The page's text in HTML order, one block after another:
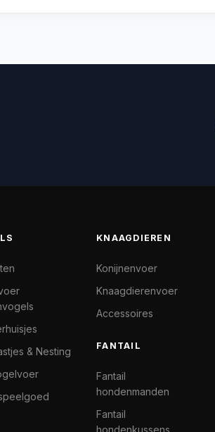
& Nesting
KNAAGDIEREN
Konijnenvoer
Knaagdierenvoer
Accessoires
FANTAIL
Fantail
hondenmanden
Fantail
hondenkussens